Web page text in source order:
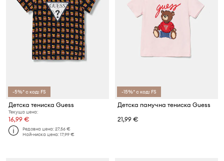
-5%* с код: FS
Детска тениска Guess
Текуща цена:
16,99 €
Редовна цена:27,56 €
Най-ниска цена:17,99 €
-15%* с код: FS
Детска памучна тениска Guess
21,99 €